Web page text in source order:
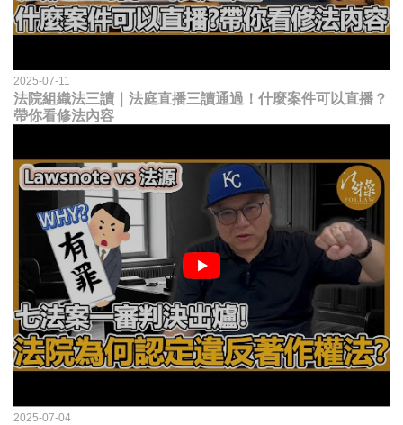
2025-07-11
法院組織法三讀｜法庭直播三讀通過！什麼案件可以直播？
帶你看修法內容
2025-07-04